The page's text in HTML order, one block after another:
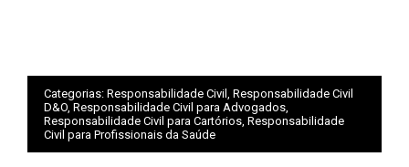
Categorias: Responsabilidade Civil , Responsabilidade Civil
D&O, Responsabilidade Civil para Advogados,
Responsabilidade Civil para Cartórios, Responsabilidade
Civil para Profissionais da Saúde